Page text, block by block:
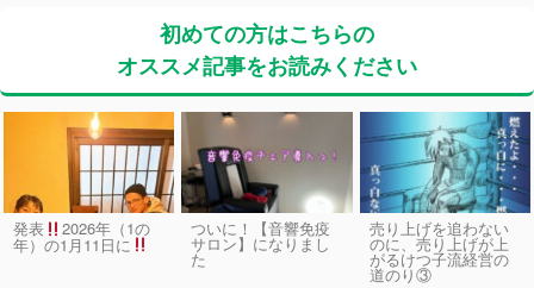
初めての方はこちらの
オススメ記事をお読みください
発表 2026年（1の
年）の1月11日に
ついに！【音響免疫
サロン】になりまし
た
売り上げを追わない
のに、売り上げが上
がるけつ子流経営の
道のり③